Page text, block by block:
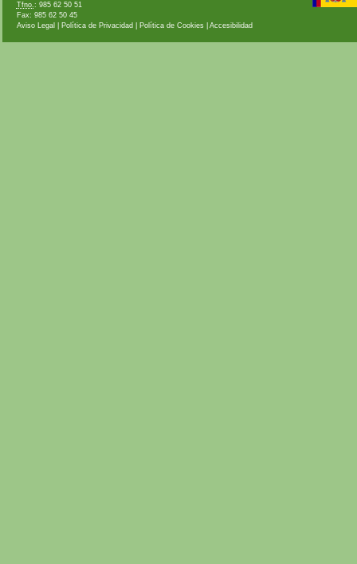
Tfno.: 985 62 50 51
Fax: 985 62 50 45
Aviso Legal
Política de Privacidad Política de Cookies| Accesibilidad